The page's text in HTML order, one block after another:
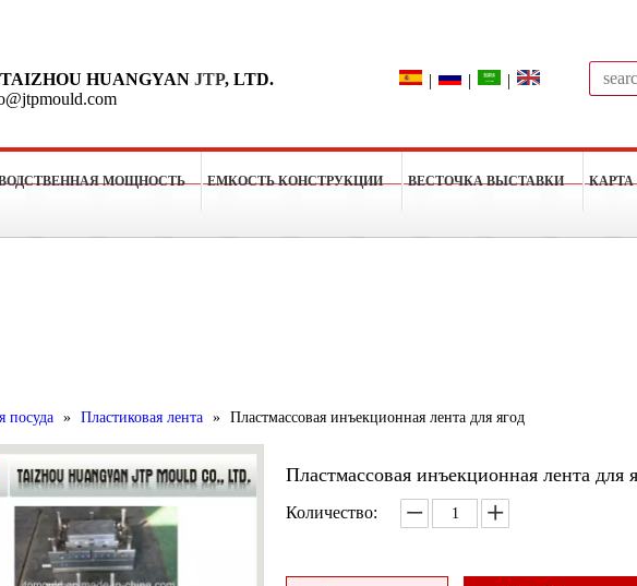
HUANGYAN JTP, LTD.
| | |
МОЩНОСТЬ ЕМКОСТЬ КОНСТРУКЦИИ ВЕСТОЧКА ВЫСТАВКИ
посуда » Пластиковая лента » Пластмассовая инъекционная лента для ягод
Пластмассовая инъекционная лента для
Количество: